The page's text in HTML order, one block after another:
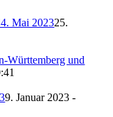
Mai 202325.
Württemberg und
9. Januar 2023 -